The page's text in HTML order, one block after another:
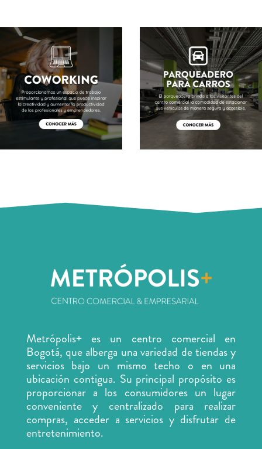
Metrópolis+ es un centro comercial en
Bogotá, que alberga una variedad de tiendas y
serviciosbajo un mismo techo o en una
ubicación contigua. Su principal propósito es
proporcionar a los consumidores un lugar
conveniente y centralizado para realizar
compras, acceder a servicios y disfrutar de
entretenimiento.